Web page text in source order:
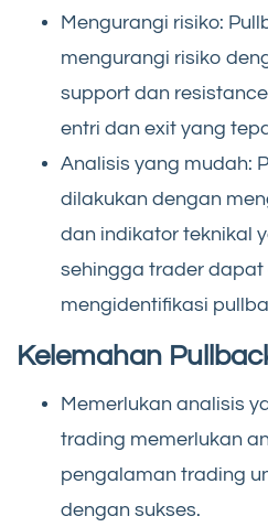
Mengurangi risiko:
mengurangi risiko
support dan
entri dan exit yang
Analisis yang mudah:
dilakukan dengan
dan indikator teknikal
sehingga trader
mengidentifikasi
Kelemahan
Memerlukan analisis
trading memerlukan
pengalaman trading
dengan sukses.